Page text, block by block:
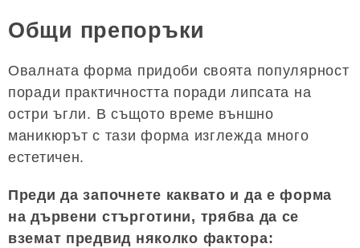
Общи препоръки
Овалната форма придоби своята популярност
поради практичността поради липсата на
остри ъгли. В същото време външно
маникюрът с тази форма изглежда много
естетичен.
Преди да започнете каквато и да е форма
на дървени стърготини, трябва да се
вземат предвид няколко фактора: